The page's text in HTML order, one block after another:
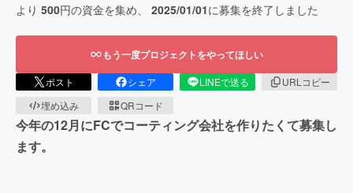
より 500円の資金を集め、 2025/01/01に募集を終了しました
もう一度プロジェクトをやってほしい
ポスト シェア LINEで送る
URLコピー
埋め込み
QRコード
今年の12月にFCでコーティング会社を作りたくて募集し
ます。